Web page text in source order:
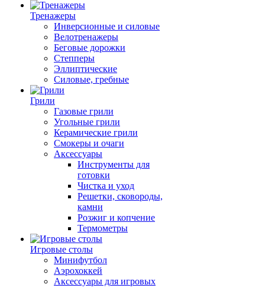
Тренажеры
Инверсионные и силовые
Велотренажеры
Беговые дорожки
Степперы
Эллиптические
Силовые, гребные
Грили
Газовые грили
Угольные грили
Керамические грили
Смокеры и очаги
Аксессуары
Инструменты для
готовки
Чистка и уход
Решетки, сковороды,
камни
Розжиг и копчение
Термометры
Игровые столы
Минифутбол
Аэрохоккей
Аксессуары для игровых